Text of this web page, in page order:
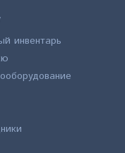
инвентарь